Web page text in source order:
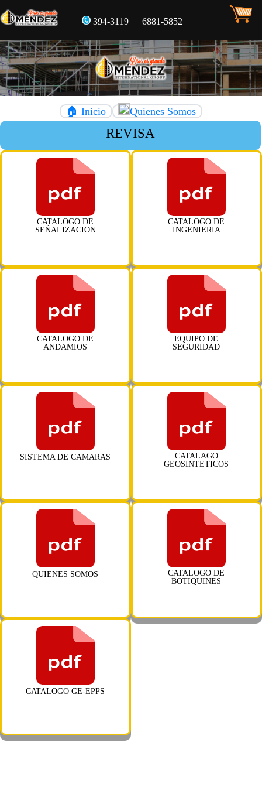
394-3119 6881-5852
🏠 Inicio Quienes Somos
REVISA Y
CATALOGO DE
SEÑALIZACION
CATALOGO DE
INGENIERIA
CATALOGO DE
ANDAMIOS
EQUIPO DE
SEGURIDAD
SISTEMA DE CAMARAS
CATALAGO
GEOSINTETICOS
QUIENES SOMOS
CATALOGO DE
BOTIQUINES
CATALOGO GE-EPPS